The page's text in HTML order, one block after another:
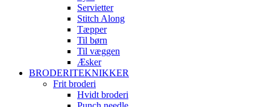
Servietter
Stitch Along
Tæpper
Til børn
Til væggen
Æsker
BRODERITEKNIKKER
Frit broderi
Hvidt broderi